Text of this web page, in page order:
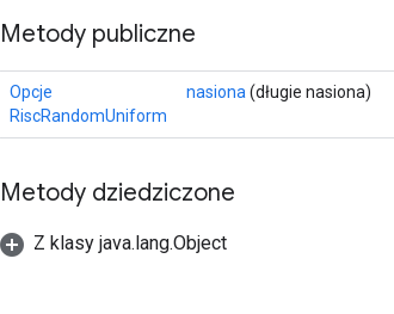
Metody publiczne
Opcje
RiscRandomUniform
nasiona (długie nasiona)
Metody dziedziczone
Z klasy java.lang.Object